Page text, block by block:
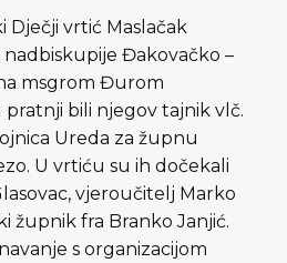
Dječji vrtić Maslačak
Đakovačko –
msgrom Đurom
pratnji bili njegov tajnik vlč.
Ureda za župnu
U vrtiću su ih dočekali
vjeroučitelj Marko
župnik fra Branko Janjić.
s organizacijom